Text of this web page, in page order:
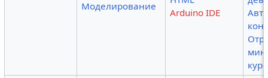
Моделирование
Arduino IDE